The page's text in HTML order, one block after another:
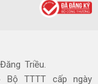
Triều.
Bộ TTTT cấp ngày